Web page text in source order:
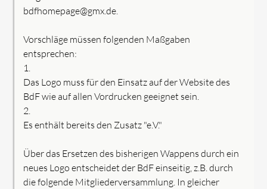
bdfhomepage@gmx.de.
Vorschläge müssen folgenden Maßgaben
entsprechen:
1.
Das Logo muss für den Einsatz auf der Website des
BdF wie auf allen Vordrucken geeignet sein.
2.
Es enthält bereits den Zusatz "e.V."
Über das Ersetzen des bisherigen Wappens durch ein
neues Logo entscheidet der BdF einseitig, z.B. durch
die folgende Mitgliederversammlung. In gleicher